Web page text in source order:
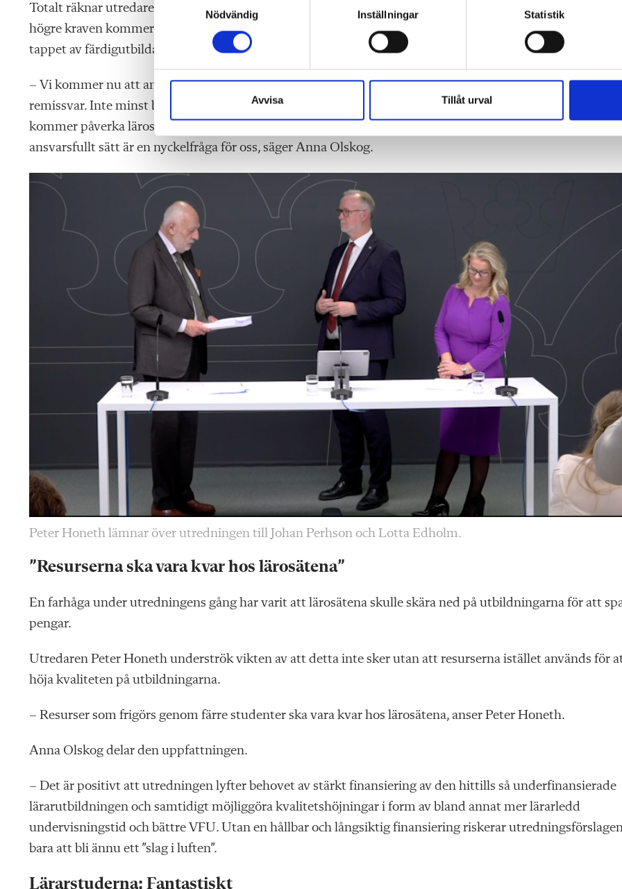
a
m
t
c
s
v
l
Nödvändig Inställningar Statistik
Avvisa Tillåt urval
Totalt räknar utredaren med att antalet antagna studenter därmed minskar med 27 och 35 procent. De
högre kraven kommer, enligt utredningen, samtidigt att medföra att färre hoppar av utbildningen varför
tappet av färdigutbildade lärare beräknas till 2 000–3 000 per år.
– Vi kommer nu att analysera utredningens förslag och konsekvensutredning inför vårt kommande
remissvar. Inte minst behöver vi fundera över konsekvenserna av skärpta behörighetskrav och hur de
kommer påverka lärosätena och studentvolymerna under kommande år. Att genomförandet sker på ett
ansvarsfullt sätt är en nyckelfråga för oss, säger Anna Olskog.
Peter Honeth lämnar över utredningen till Johan Perhson och Lotta Edholm.
”Resurserna ska vara kvar hos lärosätena”
En farhåga under utredningens gång har varit att lärosätena skulle skära ned på utbildningarna för att
pengar.
Utredaren Peter Honeth underströk vikten av att detta inte sker utan att resurserna istället används för
höja kvaliteten på utbildningarna.
– Resurser som frigörs genom färre studenter ska vara kvar hos lärosätena, anser Peter Honeth.
Anna Olskog delar den uppfattningen.
– Det är positivt att utredningen lyfter behovet av stärkt finansiering av den hittills så underfinansierade
lärarutbildningen och samtidigt möjliggöra kvalitetshöjningar i form av bland annat mer lärarledd
undervisningstid och bättre VFU. Utan en hållbar och långsiktig finansiering riskerar
bara att bli ännu ett ”slag i luften”.
Lärarstuderna: Fantastiskt